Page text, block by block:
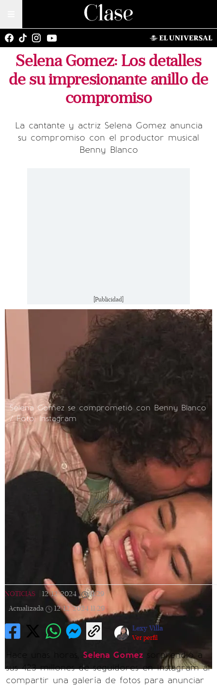
Selena Gomez: Los detalles
de su impresionante anillo de
compromiso
La cantante y actriz Selena Gomez anuncia
su compromiso con el productor musical
Benny Blanco
[Publicidad]
Selena Gomez se comprometió con Benny Blanco
/ Foto: Instagram
[Publicidad]
NOTICIAS 12/12/2024 | 11:29
Actualizada
12/12/2024 11:29
Lexy Villa
Ver perfil
Hace unas horas, Selena Gomez sorprendió a
sus 423 millones de seguidores en Instagram al
compartir una galería de fotos para anunciar